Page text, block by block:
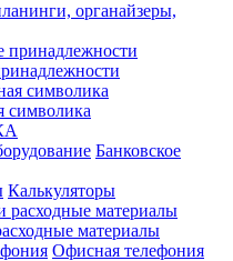
органайзеры,
символика
Банковское
Калькуляторы
материалы
Офисная телефония